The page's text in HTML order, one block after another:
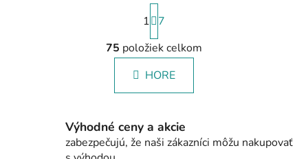
O
v
l
a
c
S
t
r
á
n
k
n
i
e
1
7
75 položiek celkom
HORE
Výhodné ceny a akcie
zabezpečujú, že naši zákazníci môžu nakupovať